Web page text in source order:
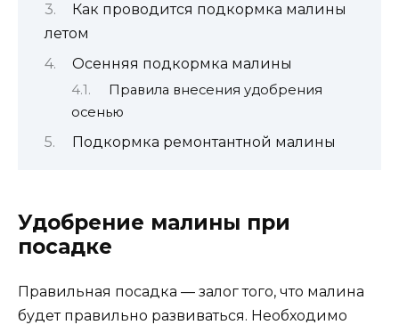
Как проводится подкормка малины
летом
Осенняя подкормка малины
Правила внесения удобрения
осенью
Подкормка ремонтантной малины
Удобрение малины при
посадке
Правильная посадка — залог того, что малина
будет правильно развиваться. Необходимо